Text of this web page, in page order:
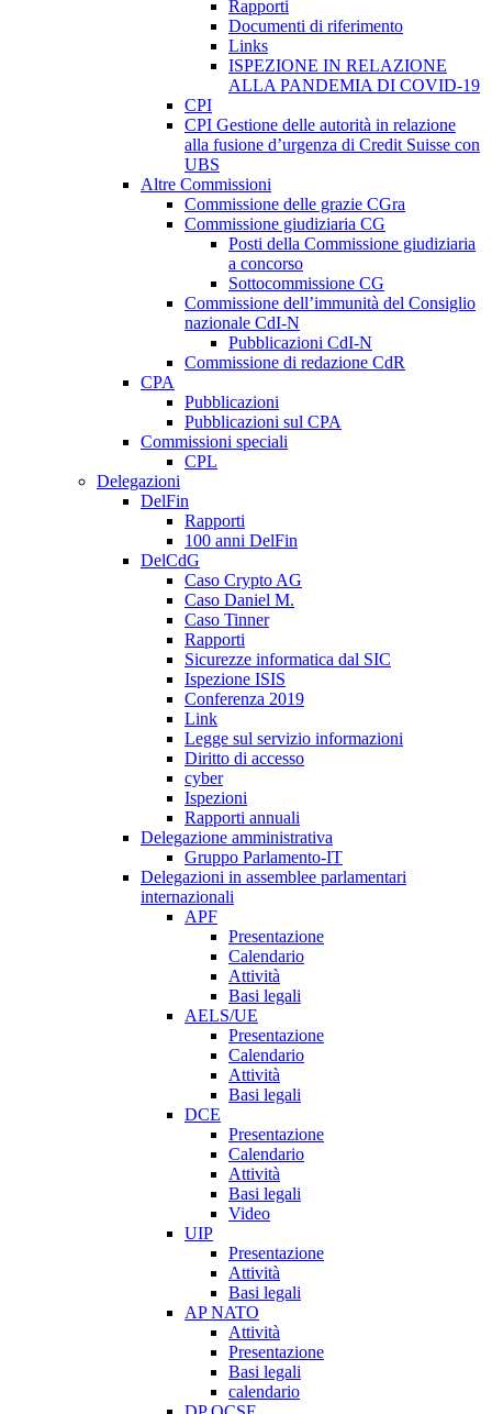
Rapporti
Documenti di riferimento
Links
ISPEZIONE IN RELAZIONE
ALLA PANDEMIA DI COVID-19
CPI
CPI Gestione delle autorità in relazione
alla fusione d’urgenza di Credit Suisse con
UBS
Altre Commissioni
Commissione delle grazie CGra
Commissione giudiziaria CG
Posti della Commissione giudiziaria
a concorso
Sottocommissione CG
Commissione dell’immunità del Consiglio
nazionale CdI-N
Pubblicazioni CdI-N
Commissione di redazione CdR
CPA
Pubblicazioni
Pubblicazioni sul CPA
Commissioni speciali
CPL
Delegazioni
DelFin
Rapporti
100 anni DelFin
DelCdG
Caso Crypto AG
Caso Daniel M.
Caso Tinner
Rapporti
Sicurezze informatica dal SIC
Ispezione ISIS
Conferenza 2019
Link
Legge sul servizio informazioni
Diritto di accesso
cyber
Ispezioni
Rapporti annuali
Delegazione amministrativa
Gruppo Parlamento-IT
Delegazioni in assemblee parlamentari
internazionali
APF
Presentazione
Calendario
Attività
Basi legali
AELS/UE
Presentazione
Calendario
Attività
Basi legali
DCE
Presentazione
Calendario
Attività
Basi legali
Video
UIP
Presentazione
Attività
Basi legali
AP NATO
Attività
Presentazione
Basi legali
calendario